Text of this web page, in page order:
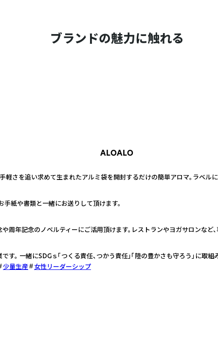
ブランドの魅力に触れる
ALOALO
軽さを追い求めて生まれたアルミ袋を開封するだけの簡単アロマ。ラベル
手紙や書類と一緒にお送りして頂けます。
周年記念のノベルティーにご活用頂けます。レストランやヨガサロンなど
。 一緒にSDGｓ「つくる責任、つかう責任」「陸の豊かさも守ろう」に取組
少量生産
女性リーダーシップ